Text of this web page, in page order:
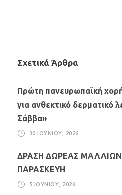
Σχετικά Άρθρα
Πρώτη πανευρωπαϊκή
για ανθεκτικό δερματικό
Σάββα»
30 ΙΟΥΝΊΟΥ, 2026
ΔΡΑΣΗ ΔΩΡΕΑΣ ΜΑΛΛΙΩΝ
ΠΑΡΑΣΚΕΥΗ
5 ΙΟΥΝΊΟΥ, 2026